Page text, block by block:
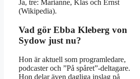
Ja, tre: Marianne, Klas och Ernst
(Wikipedia).
Vad gör Ebba Kleberg von
Sydow just nu?
Hon är aktuell som programledare,
podcaster och ”På spåret”-deltagare.
Hon delar även dagliga inslag på